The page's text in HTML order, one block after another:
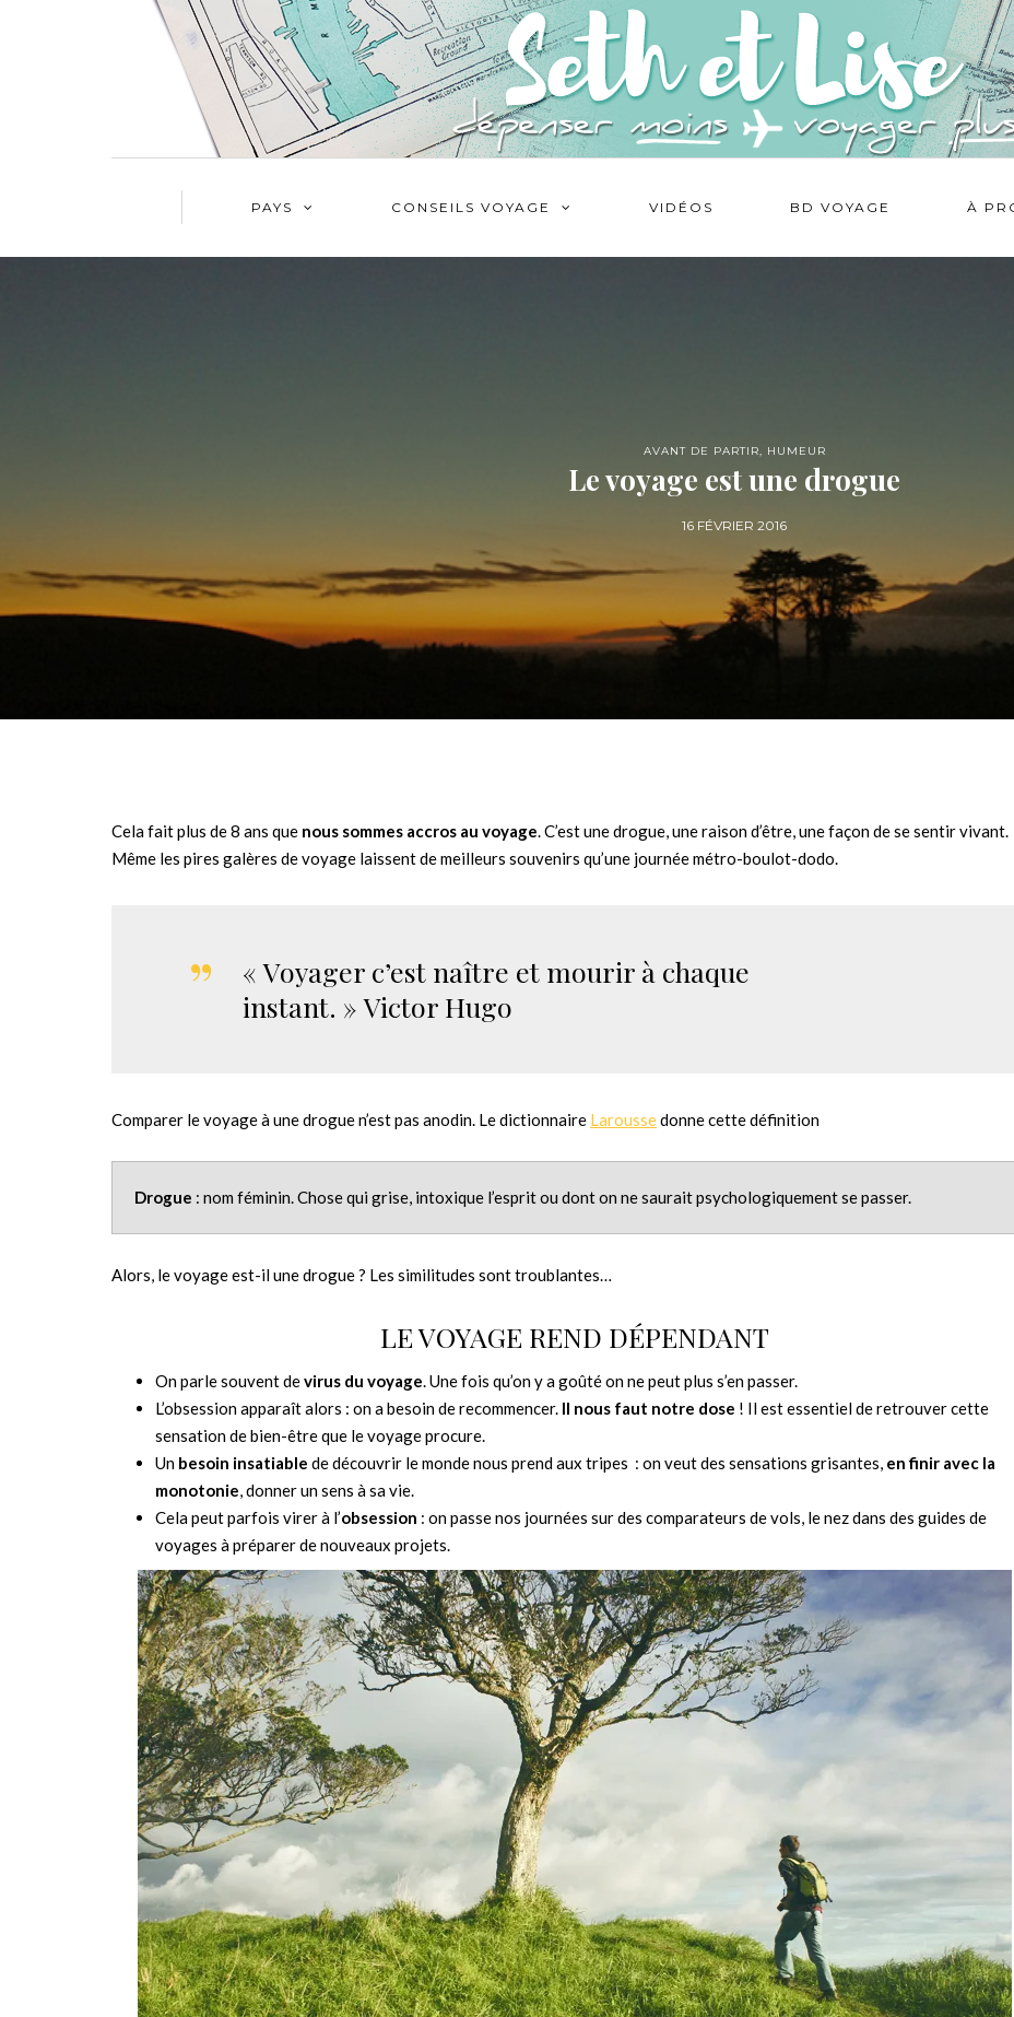
PAYS CONSEILS VOYAGE VIDÉOS BD VOYAGE À
AVANT DE PARTIR, HUMEUR
Le voyage est une drogue
16 FÉVRIER 2016
Cela fait plus de 8 ans que nous sommes accros au voyage. C’est une drogue, une raison d’être, une façon de se sentir vivant.
Même les pires galères de voyage laissent de meilleurs souvenirs qu’une journée métro-boulot-dodo.
« Voyager c’est naître et mourir à chaque
instant. » Victor Hugo
Comparer le voyage à une drogue n’est pas anodin. Le dictionnaire Laroussedonne cette définition
Drogue : nom féminin. Chose qui grise, intoxique l’esprit ou dont on ne saurait psychologiquement se passer.
Alors, le voyage est-il une drogue ? Les similitudes sont troublantes…
LE VOYAGE REND DÉPENDANT
On parle souvent devirus du voyage. Une fois qu’on y a goûté on ne peut plus s’en passer.
L’obsession apparaît alors : on a besoin de recommencer. Il nous faut notre dose ! Il est essentiel de retrouver cette
sensation de bien-être que le voyage procure.
Un besoin insatiable de découvrir le monde nous prend aux tripes : on veut des sensations grisantes, en finir avec la
monotonie, donner un sens à sa vie.
Cela peut parfois virer à l’obsession : on passe nos journées sur des comparateurs de vols, le nez dans des guides de
voyages à préparer de nouveaux projets.